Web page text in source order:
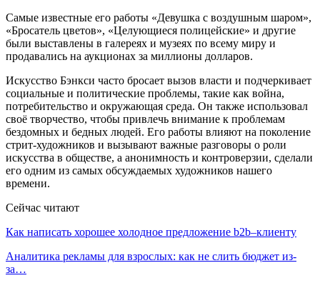
Самые известные его работы «Девушка с воздушным шаром»,
«Бросатель цветов», «Целующиеся полицейские» и другие
были выставлены в галереях и музеях по всему миру и
продавались на аукционах за миллионы долларов.
Искусство Бэнкси часто бросает вызов власти и подчеркивает
социальные и политические проблемы, такие как война,
потребительство и окружающая среда. Он также использовал
своё творчество, чтобы привлечь внимание к проблемам
бездомных и бедных людей. Его работы влияют на поколение
стрит-художников и вызывают важные разговоры о роли
искусства в обществе, а анонимность и контроверзии, сделали
его одним из самых обсуждаемых художников нашего
времени.
Сейчас читают
Как написать хорошее холодное предложение b2b–клиенту
Аналитика рекламы для взрослых: как не слить бюджет из-
за…